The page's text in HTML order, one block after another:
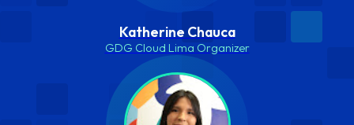
Katherine Chauca
GDG Cloud Lima Organizer